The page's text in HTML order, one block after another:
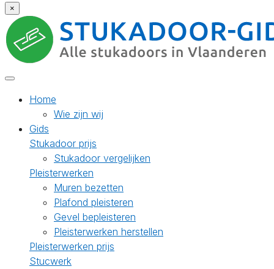
×
Home
Wie zijn wij
Gids
Stukadoor prijs
Stukadoor vergelijken
Pleisterwerken
Muren bezetten
Plafond pleisteren
Gevel bepleisteren
Pleisterwerken herstellen
Pleisterwerken prijs
Stucwerk